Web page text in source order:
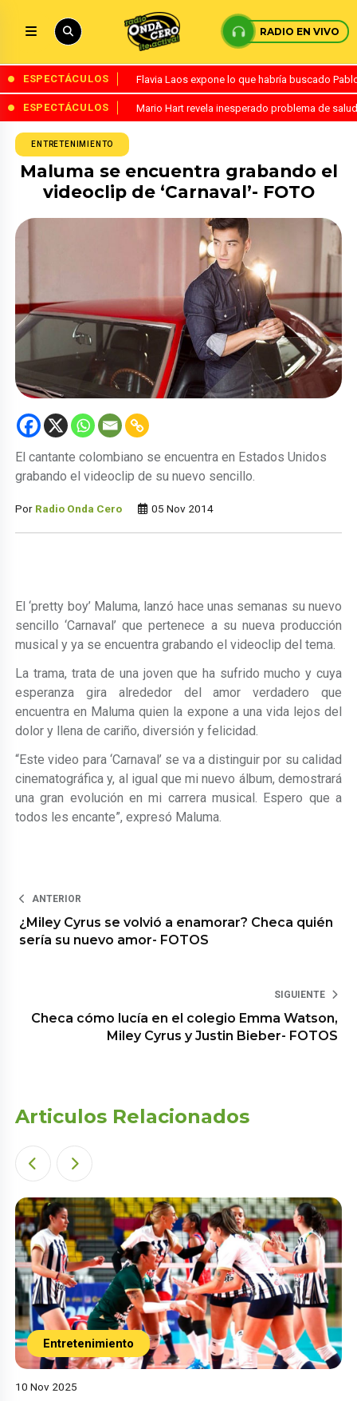
RADIO EN VIVO
ESPECTÁCULOS Flavia Laos expone lo que habría buscado
ESPECTÁCULOS Mario Hart revela inesperado problema de
ENTRETENIMIENTO
Maluma se encuentra grabando el
videoclip de ‘Carnaval’- FOTO
El cantante colombiano se encuentra en Estados Unidos
grabando el videoclip de su nuevo sencillo.
Por Radio Onda Cero 05 Nov 2014
El ‘pretty boy’ Maluma, lanzó hace unas semanas su nuevo
sencillo ‘Carnaval’ que pertenece a su nueva producción
musical y ya se encuentra grabando el videoclip del tema.
La trama, trata de una joven que ha sufrido mucho y cuya
esperanza gira alrededor del amor verdadero que
encuentra en Maluma quien la expone a una vida lejos del
dolor y llena de cariño, diversión y felicidad.
“Este video para ‘Carnaval’ se va a distinguir por su calidad
cinematográfica y, al igual que mi nuevo álbum, demostrará
una gran evolución en mi carrera musical. Espero que a
todos les encante”, expresó Maluma.
ANTERIOR
¿Miley Cyrus se volvió a enamorar? Checa quién
sería su nuevo amor- FOTOS
SIGUIENTE
Checa cómo lucía en el colegio Emma Watson,
Miley Cyrus y Justin Bieber- FOTOS
Articulos Relacionados
Entretenimiento
10 Nov 2025